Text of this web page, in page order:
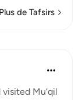
Plus de Tafsirs
visited Mu‘qil